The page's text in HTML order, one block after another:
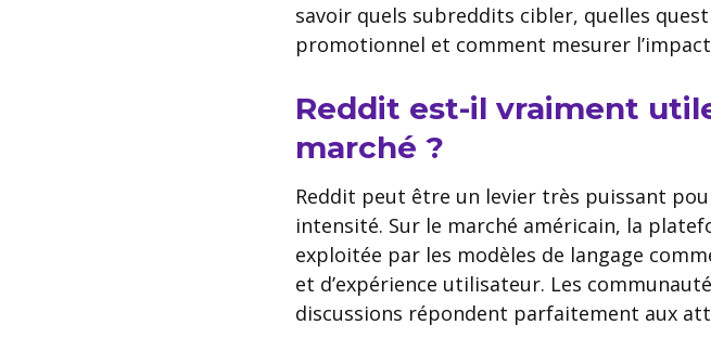
savoir quels subreddits cibler, quelles
promotionnel et comment mesurer
Reddit est-il vraiment
marché ?
Reddit peut être un levier très puissant
intensité. Sur le marché américain, la
exploitée par les modèles de langage
et d’expérience utilisateur. Les
discussions répondent parfaitement aux